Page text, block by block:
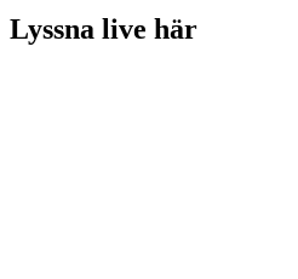
Lyssna live här